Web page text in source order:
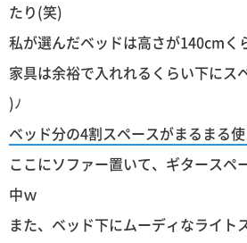
たり(笑)
私が選んだベッドは高さが140cmく
家具は余裕で入れれるくらい下にス
)ﾉ
ベッド分の4割スペースがまるまる
ここにソファー置いて、ギタースペ
中ｗ
また、ベッド下にムーディなライト